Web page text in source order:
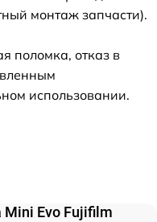
монтаж запчасти).
поломка, отказ в
использовании.
Mini Evo Fujifilm